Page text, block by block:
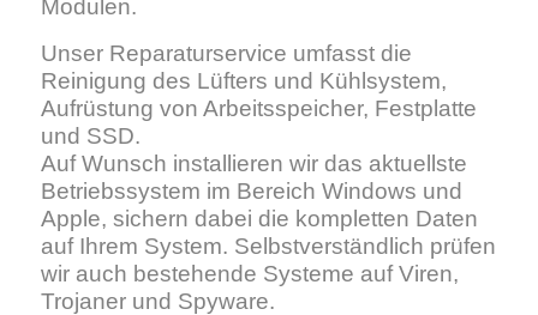
Modulen.
Unser Reparaturservice umfasst die
Reinigung des Lüfters und Kühlsystem,
Aufrüstung von Arbeitsspeicher, Festplatte
und SSD.
Auf Wunsch installieren wir das aktuellste
Betriebssystem im Bereich Windows und
Apple, sichern dabei die kompletten Daten
auf Ihrem System. Selbstverständlich prüfen
wir auch bestehende Systeme auf Viren,
Trojaner und Spyware.